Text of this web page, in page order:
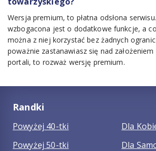
Wersja premium, to płatna odsłona
wzbogacona jest o dodatkowe funkcje, a
można z niej korzystać bez żadnych
poważnie zastanawiasz się nad
portali, to rozważ wersję premium.
Randki
Powyżej 40-tki
Powyżej 50-tki
Dla
Dla